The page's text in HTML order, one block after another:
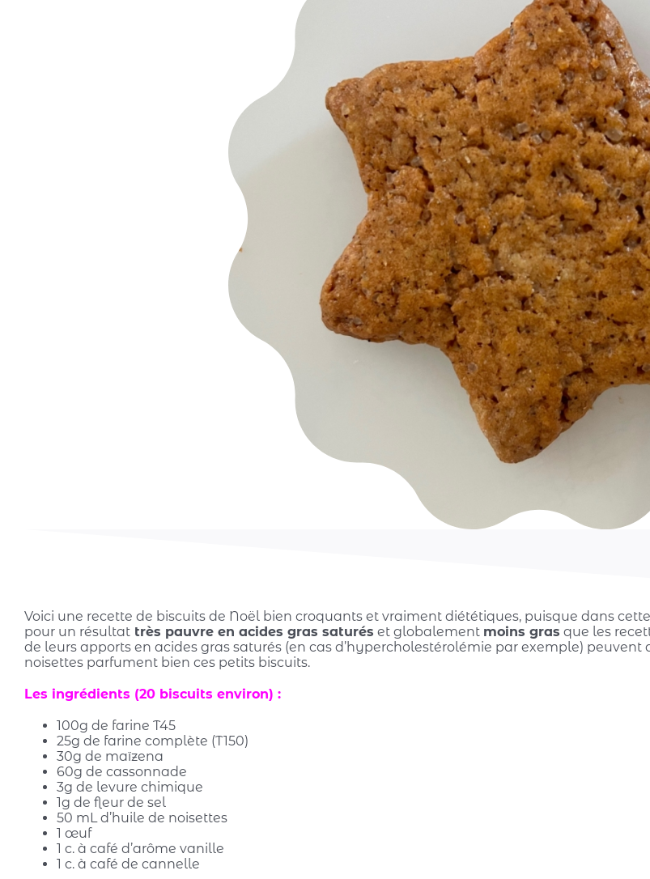
Voici une recette de biscuits de Noël bien croquants et vraiment diététiques, puisque dans
pour un résultattrès pauvre en acides gras saturés et globalement moins gras que les
de leurs apports en acides gras saturés (en cas d’hypercholestérolémie par exemple)
noisettes parfument bien ces petits biscuits.
Les ingrédients (20 biscuits environ) :
100g de farine T45
25g de farine complète (T150)
30g de maïzena
60g de cassonnade
3g de levure chimique
1g de fleur de sel
50 mL d’huile de noisettes
1 œuf
1 c. à café d’arôme vanille
1 c. à café de cannelle